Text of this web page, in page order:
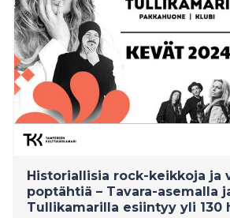
Historiallisia rock-keikkoja ja
poptähtiä – Tavara-asemalla
Tullikamarilla esiintyy yli 130